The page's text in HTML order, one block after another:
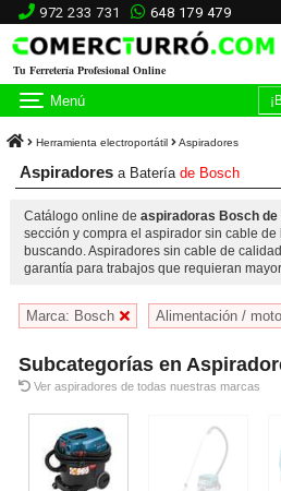
972 233 731 648 179 479
Tu Ferretería Profesional Online
Menú
Herramienta electroportátil Aspiradores
Aspiradores a Bateríade Bosch
Catálogo online de aspiradoras Bosch de
sección y compra el aspirador sin cable
buscando. Aspiradores sin cable de
garantía para trabajos que requieran
Marca: Bosch Alimentación /
Subcategorías en
Ver aspiradores de todas nuestras marcas